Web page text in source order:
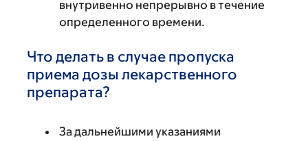
внутривенно непрерывно в течение
определенного времени.
Что делать в случае пропуска
приема дозы лекарственного
препарата?
За дальнейшими указаниями